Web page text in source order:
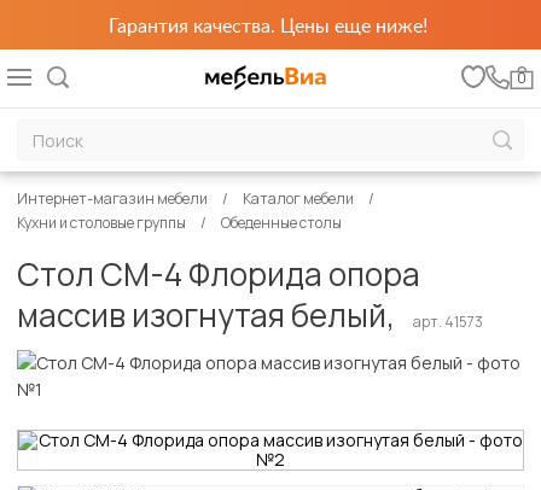
Гарантия качества. Цены еще ниже!
0
Интернет-магазин мебели
Каталог мебели
Кухни и столовые группы
Обеденные столы
Стол СМ-4 Флорида опора
массив изогнутая белый,
арт. 41573